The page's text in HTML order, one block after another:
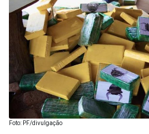
Foto: PF/divulgação